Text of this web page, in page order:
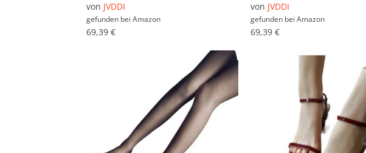
von JVDDI
gefunden bei Amazon
69,39 €
von JVDDI
gefunden bei Amazon
69,39 €